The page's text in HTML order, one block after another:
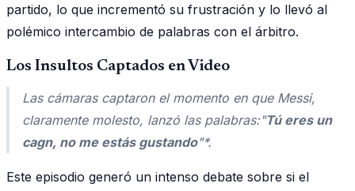
partido, lo que incrementó su frustración y lo llevó al
polémico intercambio de palabras con el árbitro.
Los Insultos Captados en Video
Las cámaras captaron el momento en que Messi,
claramente molesto, lanzó las palabras:"Tú eres un
cagn, no me estás gustando"*.
Este episodio generó un intenso debate sobre si el